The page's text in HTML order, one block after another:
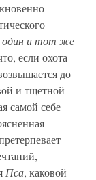
один и тот же
если охота
до
и тщетной
самой себе
Пса, каковой